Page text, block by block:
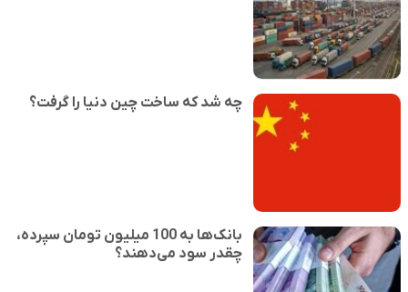
چه شد که ساخت چین دنیا را گرفت؟
بانک‌ها به 100 میلیون تومان سپرده،
چقدر سود می‌دهند؟